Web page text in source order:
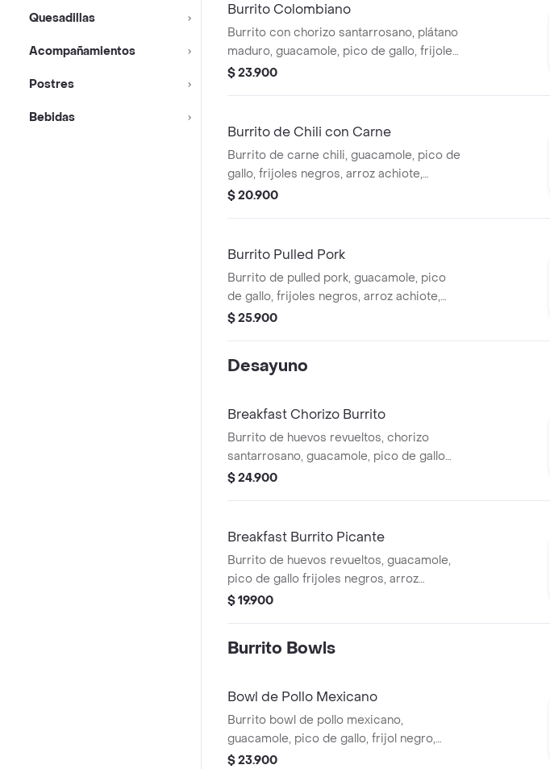
Quesadillas
Acompañamientos
Postres
Bebidas
Burrito Colombiano
Burrito con chorizo santarrosano, plátano
maduro, guacamole, pico de gallo, frijoles
negros, arroz achiote, queso y salsa
$ 23.900
Burrito de Chili con Carne
Burrito de carne chili, guacamole, pico de
gallo, frijoles negros, arroz achiote,
lechuga, queso y salsa verde Burritos &
$ 20.900
Burrito Pulled Pork
Burrito de pulled pork, guacamole, pico
de gallo, frijoles negros, arroz achiote,
lechuga, queso y salsa roja tatemada
$ 25.900
Desayuno
Breakfast Chorizo Burrito
Burrito de huevos revueltos, chorizo
santarrosano, guacamole, pico de gallo
frijoles negros, arroz achiote, lechuga,
$ 24.900
Breakfast Burrito Picante
Burrito de huevos revueltos, guacamole,
pico de gallo frijoles negros, arroz
achiote, lechuga, queso y salsa habanero.
$ 19.900
Burrito Bowls
Bowl de Pollo Mexicano
Burrito bowl de pollo mexicano,
guacamole, pico de gallo, frijol negro,
arroz achiote y lechuga. *Producto
$ 23.900